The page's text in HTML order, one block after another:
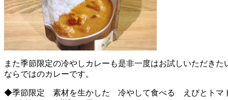
また季節限定の冷やしカレーも是非一度はお試しいただきた
ならではのカレーです。
◆季節限定 素材を生かした 冷やして食べる えびとトマ